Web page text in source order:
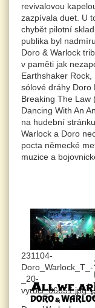
revivalovou
zazpívala duet. U
chybět pilotní
publika byl
Doro & Warlock
v paměti jak
Earthshaker
sólové dráhy Doro
Breaking The Law
Dancing With An
na hudební
Warlock a Doro
pocta německé
muzice a
231104-
Doro_Warlock_T_-
_20-
vyroci_06651.jpg